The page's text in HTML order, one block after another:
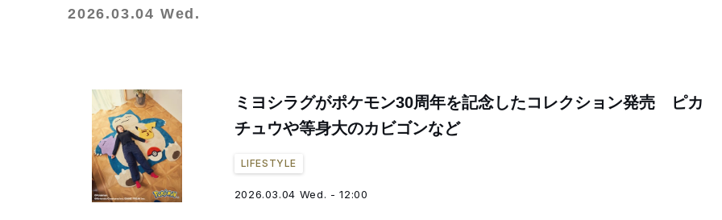
2026.03.04 Wed.
ミヨシラグがポケモン30周年を記念したコレクション発売 ピカ
チュウや等身大のカビゴンなど
LIFESTYLE
2026.03.04 Wed. - 12:00